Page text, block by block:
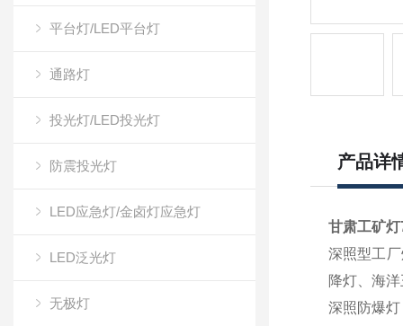
平台灯/LED平台灯
通路灯
投光灯/LED投光灯
防震投光灯
LED应急灯/金卤灯应急灯
LED泛光灯
无极灯
产品详
甘肃工矿
深照型工
降灯、海
深照防爆